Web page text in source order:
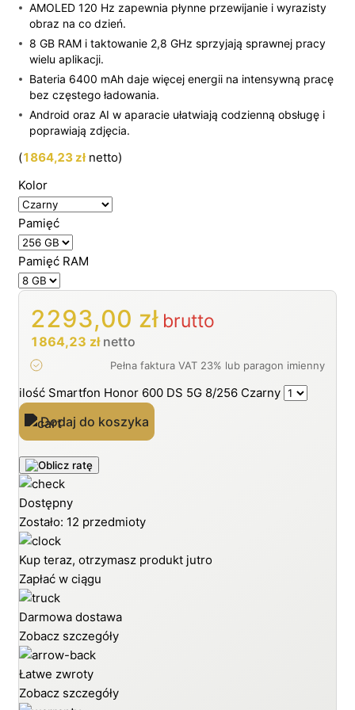
AMOLED 120 Hz zapewnia płynne przewijanie i wyrazisty
obraz na co dzień.
8 GB RAM i taktowanie 2,8 GHz sprzyjają sprawnej pracy
wielu aplikacji.
Bateria 6400 mAh daje więcej energii na intensywną pracę
bez częstego ładowania.
Android oraz AI w aparacie ułatwiają codzienną obsługę i
poprawiają zdjęcia.
(1864,23złnetto)
Kolor
Pamięć
Pamięć RAM
2293,00 złbrutto
1864,23 złnetto
ilość Smartfon Honor 600 DS 5G 8/256 Czarny
Dodaj do koszyka
Dostępny
Zostało: 12 przedmioty
Kup teraz, otrzymasz produkt jutro
Zapłać w ciągu
Darmowa dostawa
Zobacz szczegóły
Łatwe zwroty
Zobacz szczegóły